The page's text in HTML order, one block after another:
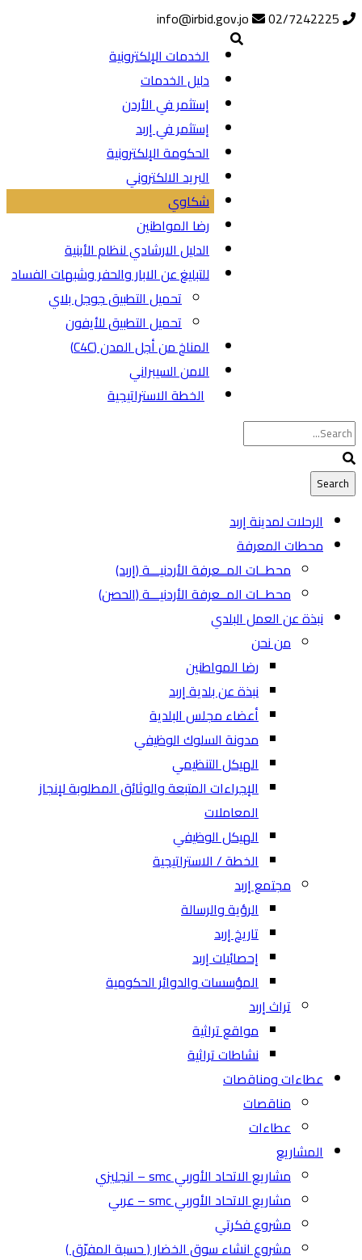
الخدمات الإلكترونية
دليل الخدمات
إستثمر في الأردن
إستثمر في إربد
الحكومة الإلكترونية
البريد الالكتروني
شكاوي
رضا المواطنين
الدليل الارشادي لنظام الأبنية
للتبليغ عن الابار والحفر وشبهات الفساد
تحميل التطبيق جوجل بلاي
تحميل التطبيق للأيفون
المناخ من أجل المدن (C4C)
الامن السيبراني
الخطة الاستراتيجية
الرحلات لمدينة إربد
محطات المعرفة
محطــات المــعرفة الأردنيـــة (إربد)
محطــات المــعرفة الأردنيـــة (الحصن)
نبذة عن العمل البلدي
من نحن
رضا المواطنين
نبذة عن بلدية إربد
أعضاء مجلس البلدية
مدونة السلوك الوظيفي
الهيكل التنظيمي
الإجراءات المتبعة والوثائق المطلوبة لإنجاز
المعاملات
الهيكل الوظيفي
الخطة / الاستراتيجية
مجتمع إربد
الرؤية والرسالة
تاريخ إربد
إحصائيات إربد
المؤسسات والدوائر الحكومية
تراث إربد
مواقع تراثية
نشاطات تراثية
عطاءات ومناقصات
مناقصات
عطاءات
المشاريع
مشاريع الاتحاد الأوربي smc – انجليزي
مشاريع الاتحاد الأوربي smc – عربي
مشروع فكرتي
مشروع انشاء سوق الخضار ( حسبة المفرّق )